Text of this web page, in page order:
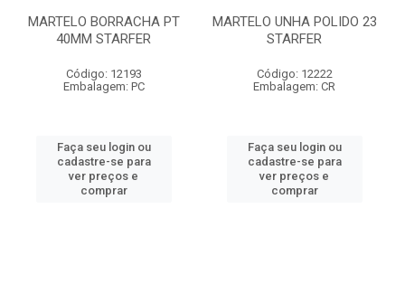
MARTELO BORRACHA PT
40MM STARFER
Código: 12193
Embalagem: PC
Faça seu login ou
cadastre-se para
ver preços e
comprar
MARTELO UNHA POLIDO 23
STARFER
Código: 12222
Embalagem: CR
Faça seu login ou
cadastre-se para
ver preços e
comprar